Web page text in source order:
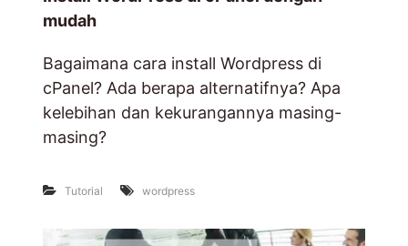
mudah
Bagaimana cara install Wordpress di
cPanel? Ada berapa alternatifnya? Apa
kelebihan dan kekurangannya masing-
masing?
Tutorial wordpress